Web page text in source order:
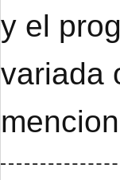
y el
variada